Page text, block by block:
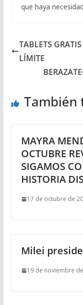
que haya
TABLETS
LÍMITE
También
MAYRA
OCTUBRE
SIGAMOS
HISTORIA
17 de octubre de
Milei
19 de noviembre